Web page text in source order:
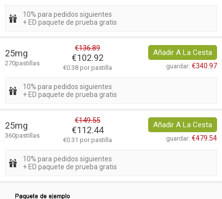
10% para pedidos siguientes
+ ED paquete de prueba gratis
25mg
270pastillas
€136.89
€102.92
€0.38 por pastilla
Añadir A La Cesta
guardar: €340.97
10% para pedidos siguientes
+ ED paquete de prueba gratis
25mg
360pastillas
€149.55
€112.44
€0.31 por pastilla
Añadir A La Cesta
guardar: €479.54
10% para pedidos siguientes
+ ED paquete de prueba gratis